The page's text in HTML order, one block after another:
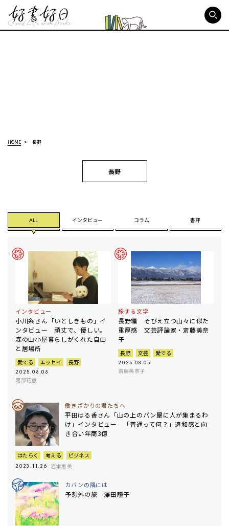
HOME 長野
長野
ALL インタビュー コラム 書評
インタビュー
小川糸さん「いとしきもの」イ
ンタビュー 頑丈で、優しい。
森の山小屋暮らしがくれた自由
と居場所
愛でる エッセイ 長野
2025.08.08
阿部花恵
旅する文学
長野編 そびえ立つ山々に似た
重厚感 文芸評論家・斎藤美奈
子
長野 文芸 愛でる
2025.03.05
斎藤美奈子
働きざかりの君たちへ
平田はる香さん「山の上のパン屋に人が集まるわ
け」インタビュー 「普通って何？」違和感と向
き合い年商3億
はたらく 考える ビジネス
2023.11.26 岩本恵美
カバンの隅には
予想外の旅 澤田瞳子